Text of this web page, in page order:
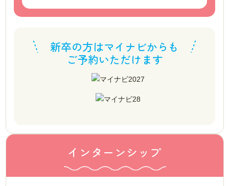
新卒の方はマイナビからも
ご予約いただけます
インターンシップ